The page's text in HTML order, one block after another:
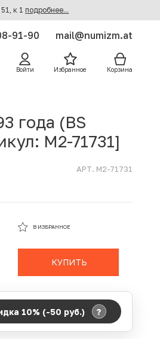
к 1 подробнее...
91-90 mail@numizm.at
Войти Избранное Корзина
года (BS
M2-71731]
АРТ. M2-71731
В ИЗБРАННОЕ
КУПИТЬ
10% (-50 руб.) ?